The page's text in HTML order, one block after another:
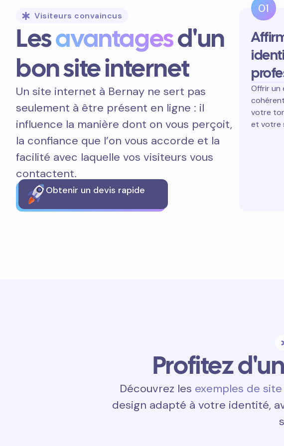
Visiteurs convaincus
Lesavantagesd'un
bon site internet
Un site internet à Bernay ne sert pas
seulement à être présent en ligne : il
influence la manière dont on vous perçoit,
la confiance que l’on vous accorde et la
facilité avec laquelle vos visiteurs vous
contactent.
Obtenir un devis rapide
01
Offrir un
votre
et votre
Profitez d'un
Découvrez les exemples de
design adapté à votre identité,